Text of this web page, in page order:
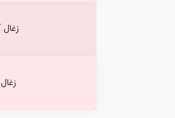
زغال
زغال